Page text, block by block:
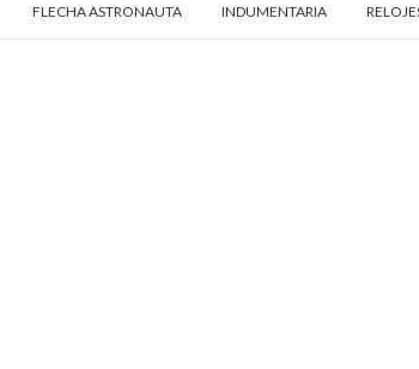
FLECHA ASTRONAUTA INDUMENTARIA